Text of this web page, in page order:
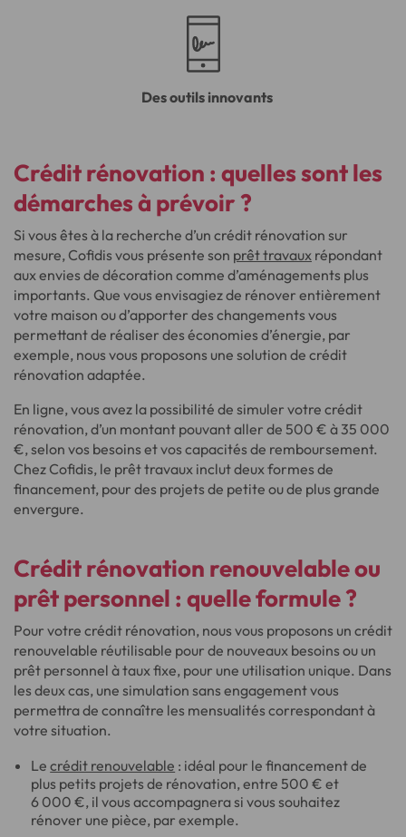
Des outils innovants
Crédit rénovation : quelles sont les
démarches à prévoir ?
Si vous êtes à la recherche d’un crédit rénovation sur
mesure, Cofidis vous présente son prêt travaux répondant
aux envies de décoration comme d’aménagements plus
importants. Que vous envisagiez de rénover entièrement
votre maison ou d’apporter des changements vous
permettant de réaliser des économies d’énergie, par
exemple, nous vous proposons une solution de crédit
rénovation adaptée.
En ligne, vous avez la possibilité de simuler votre crédit
rénovation, d’un montant pouvant aller de 500 € à 35 000
€, selon vos besoins et vos capacités de remboursement.
Chez Cofidis, le prêt travaux inclut deux formes de
financement, pour des projets de petite ou de plus grande
envergure.
Crédit rénovation renouvelableou
prêt personnel : quelle formule ?
Pour votre crédit rénovation, nous vous proposons un crédit
renouvelable réutilisable pour de nouveaux besoins ou un
prêt personnel à taux fixe, pour une utilisation unique. Dans
les deux cas, une simulation sans engagement vous
permettra de connaître les mensualités correspondant à
votre situation.
Lecrédit renouvelable : idéal pour le financement de
plus petits projets de rénovation, entre 500 € et
6 000 €, il vous accompagnera si vous souhaitez
rénover une pièce, par exemple.